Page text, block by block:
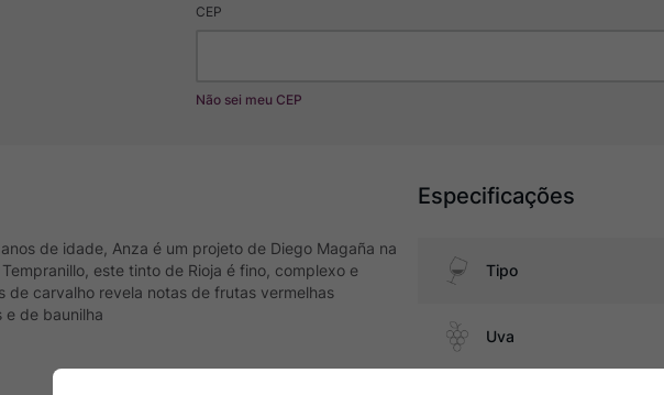
CEP
Não sei meu CEP
de idade, Anza é um projeto de Diego Magaña na
este tinto de Rioja é fino, complexo e
carvalho revela notas de frutas vermelhas
e de baunilha
Especificações
Tipo
Uva